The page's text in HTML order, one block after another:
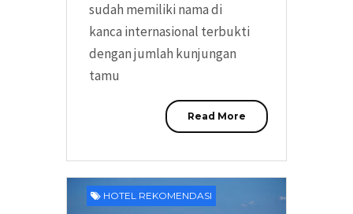
sudah memiliki nama di
kanca internasional terbukti
dengan jumlah kunjungan
tamu
Read More
HOTEL REKOMENDASI